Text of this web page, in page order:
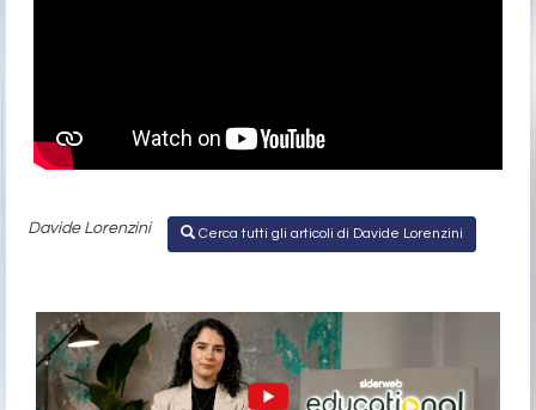
Davide Lorenzini Cerca tutti gli articoli di Davide Lorenzini